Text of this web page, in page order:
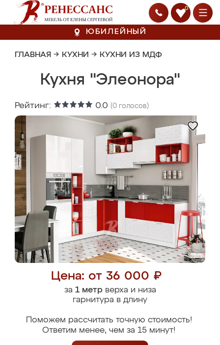
0
ЮБИЛЕЙНЫЙ
ГЛАВНАЯ → КУХНИ → КУХНИ ИЗ МДФ
Кухня "Элеонора"
Рейтинг: 0.0 (0 голосов)
Цена: от 36 000 ₽
за 1 метрверха и низа
гарнитура в длину
Поможем рассчитать точную стоимость!
Ответим менее, чем за 15 минут!